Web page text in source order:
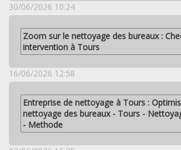
30/06/2026 10:24
Zoom sur le nettoyage des bureaux :
intervention à Tours
16/06/2026 12:58
Entreprise de nettoyage à Tours :
nettoyage des bureaux - Tours -
- Methode